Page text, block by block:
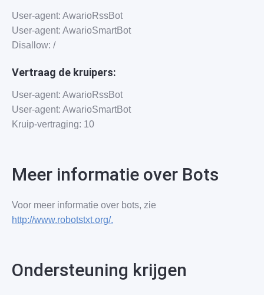
User-agent: AwarioRssBot
User-agent: AwarioSmartBot
Disallow: /
Vertraag de kruipers:
User-agent: AwarioRssBot
User-agent: AwarioSmartBot
Kruip-vertraging: 10
Meer informatie over Bots
Voor meer informatie over bots, zie
http://www.robotstxt.org/.
Ondersteuning krijgen